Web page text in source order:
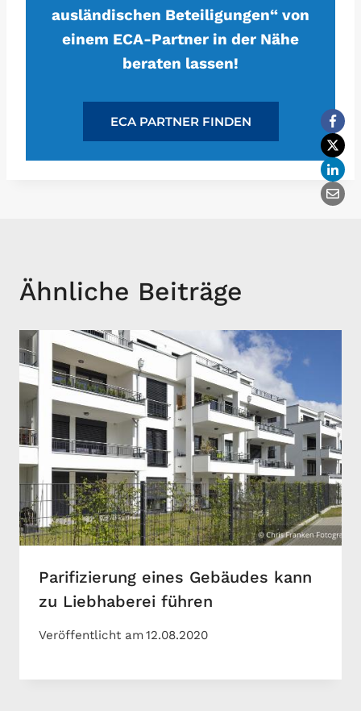
ausländischen Beteiligungen“ von
einem ECA-Partner in der Nähe
beraten lassen!
ECA PARTNER FINDEN
Ähnliche Beiträge
Parifizierung eines Gebäudes kann
zu Liebhaberei führen
Veröffentlicht am12.08.2020